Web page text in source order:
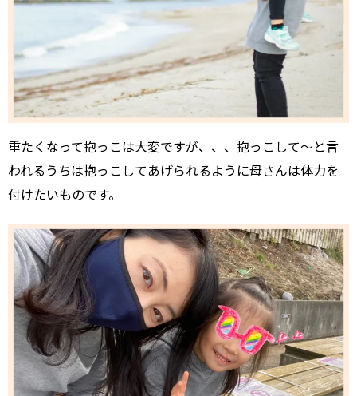
重たくなって抱っこは大変ですが、、、抱っこして～と言
われるうちは抱っこしてあげられるように母さんは体力を
付けたいものです。